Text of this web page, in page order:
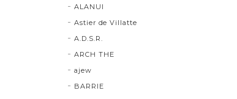
ALANUI
Astier de Villatte
A.D.S.R.
ARCH THE
ajew
BARRIE